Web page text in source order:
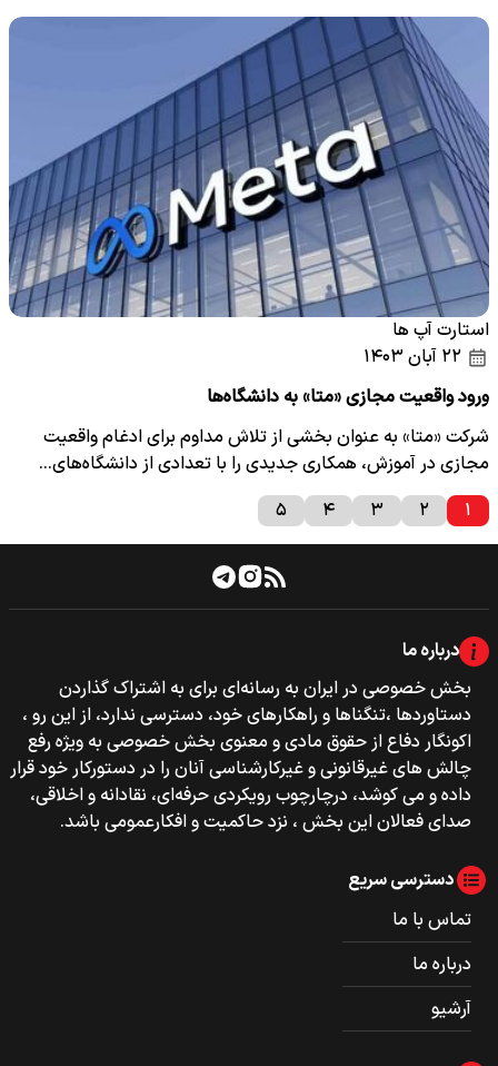
استارت آپ ها
ورود واقعیت مجازی «متا» به دانشگاه‌ها
شرکت «متا» به عنوان بخشی از تلاش مداوم برای ادغام واقعیت
مجازی در آموزش، همکاری جدیدی را با تعدادی از دانشگاه‌های…
۱
۲ ۳ ۴ ۵
درباره ما
بخش خصوصی‌‌ در ایران به رسانه‌ای برای به اشتراک گذاردن
دستاوردها ،تنگناها و راهکارهای خود، دسترسی ندارد، از این رو ،
اکونگار دفاع از حقوق مادی و معنوی بخش خصوصی به ویژه رفع
چالش های غیرقانونی و غیرکارشناسی آنان را در دستورکار خود قرار
داده و می کوشد، درچارچوب رویکردی حرفه‌ای، نقادانه و اخلاقی،
صدای فعالان این بخش ، نزد حاکمیت و افکارعمومی باشد.
دسترسی سریع
تماس با ما
درباره ما
آرشیو